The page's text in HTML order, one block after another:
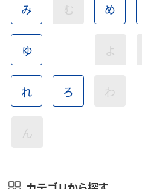
み む め
ゆ よ
れ ろ わ
ん